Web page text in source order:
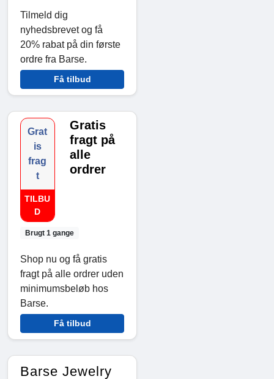
Tilmeld dig
nyhedsbrevet og få
20% rabat på din første
ordre fra Barse.
Få tilbud
Grat
is
frag
t
TILBU
D
Brugt 1 gange
Gratis
fragt på
alle
ordrer
Shop nu og få gratis
fragt på alle ordrer uden
minimumsbeløb hos
Barse.
Få tilbud
Barse Jewelry